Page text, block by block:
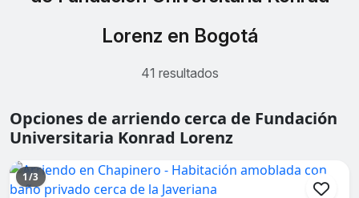
Lorenz en Bogotá
41 resultados
Opciones de arriendo cerca de Fundación
Universitaria Konrad Lorenz
1/3